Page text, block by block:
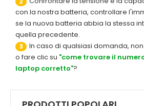
con la nostra batteria, controllare
se la nuova batteria abbia la stessa
quella precedente.
3
In caso di qualsiasi domanda,
o fare clic su "come trovare il
laptop corretto"?